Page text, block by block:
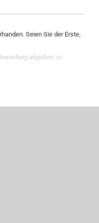
Seien Sie der Erste,
abgeben zu